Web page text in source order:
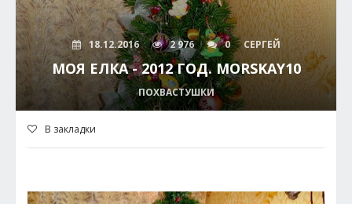
18.12.2016 2 976 0 СЕРГЕЙ
МОЯ ЕЛКА - 2012 ГОД. MORSKAY10
ПОХВАСТУШКИ
В закладки